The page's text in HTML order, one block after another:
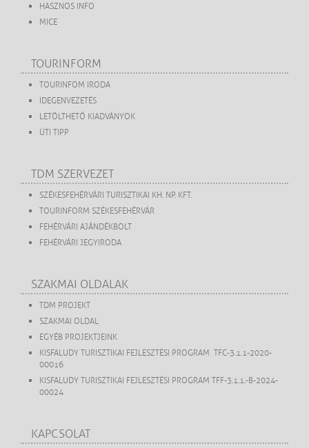
HASZNOS INFO
MICE
TOURINFORM
TOURINFOM IRODA
IDEGENVEZETÉS
LETÖLTHETŐ KIADVÁNYOK
ÚTI TIPP
TDM SZERVEZET
SZÉKESFEHÉRVÁRI TURISZTIKAI KH. NP. KFT.
TOURINFORM SZÉKESFEHÉRVÁR
FEHÉRVÁRI AJÁNDÉKBOLT
FEHÉRVÁRI JEGYIRODA
SZAKMAI OLDALAK
TDM PROJEKT
SZAKMAI OLDAL
EGYÉB PROJEKTJEINK
KISFALUDY TURISZTIKAI FEJLESZTÉSI PROGRAM TFC-3.1.1-2020-
00016
KISFALUDY TURISZTIKAI FEJLESZTÉSI PROGRAM TFF-3.1.1.-B-2024-
00024
KAPCSOLAT